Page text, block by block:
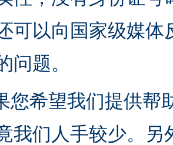
可以向国家级媒
问题。
您希望我们提供帮
我们人手较少。